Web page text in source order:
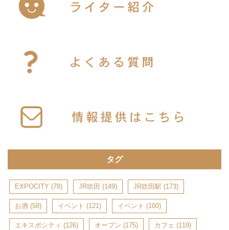
タグ
EXPOCITY (78) JR吹田 (149) JR吹田駅 (173)
お酒 (58) イベント (121) イベント (100)
エキスポシティ (126) オープン (175) カフェ (119)